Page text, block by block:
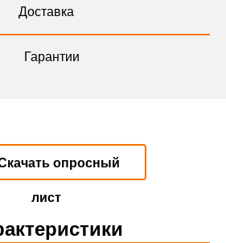
Доставка
Гарантии
опросный
лист